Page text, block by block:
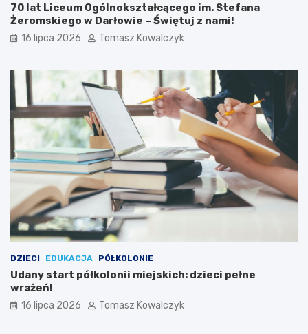
70 lat Liceum Ogólnokształcącego im. Stefana
Żeromskiego w Darłowie – Świętuj z nami!
16 lipca 2026 Tomasz Kowalczyk
DZIECI EDUKACJA PÓŁKOLONIE
Udany start półkolonii miejskich: dzieci pełne
wrażeń!
16 lipca 2026 Tomasz Kowalczyk